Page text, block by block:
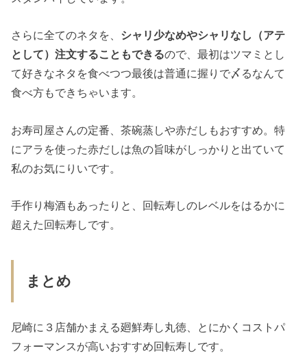
さらに全てのネタを、 シャリ少なめやシャリなし（アテ
として）注文することもできるので、最初はツマミとし
て好きなネタを食べつつ最後は普通に握りで〆るなんて
食べ方もできちゃいます。
お寿司屋さんの定番、茶碗蒸しや赤だしもおすすめ。特
にアラを使った赤だしは魚の旨味がしっかりと出ていて
私のお気にりいです。
手作り梅酒もあったりと、回転寿しのレベルをはるかに
超えた回転寿しです。
まとめ
尼崎に３店舗かまえる廻鮮寿し丸徳、とにかくコストパ
フォーマンスが高いおすすめ回転寿しです。